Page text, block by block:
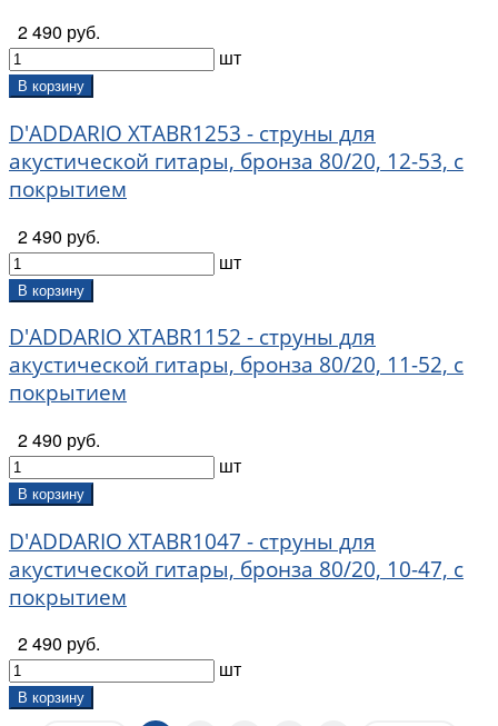
2 490 руб.
шт
В корзину
D'ADDARIO XTABR1253 - струны для
акустической гитары, бронза 80/20, 12-53, с
покрытием
2 490 руб.
шт
В корзину
D'ADDARIO XTABR1152 - струны для
акустической гитары, бронза 80/20, 11-52, с
покрытием
2 490 руб.
шт
В корзину
D'ADDARIO XTABR1047 - струны для
акустической гитары, бронза 80/20, 10-47, с
покрытием
2 490 руб.
шт
В корзину